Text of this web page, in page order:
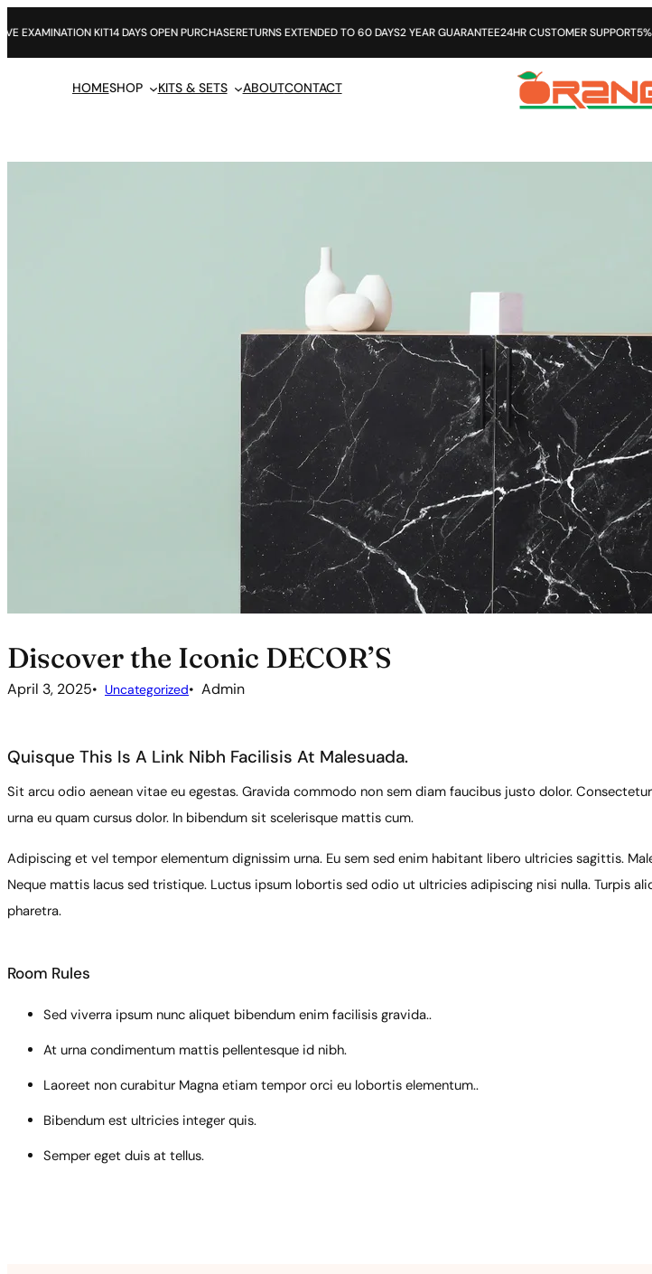
to
OPEN PURCHASERETURNS EXTENDED TO 60 DAYS2 YEAR GUARANTEE24HR CUSTOMER SUPPORT5% OFF FOR NEW SUBSCRIBERS
HOMESHOP KITS & SETS ABOUTCONTACT
Discover the Iconic DECOR’S
April 3, 2025 Uncategorized Admin
Quisque This Is A Link Nibh Facilisis At Malesuada.
Sit arcu odio aenean vitae eu egestas. Gravida commodo non sem diam faucibus justo dolor.
urna eu quam cursus dolor. In bibendum sit scelerisque mattis cum.
Adipiscing et vel tempor elementum dignissim urna. Eu sem sed enim habitant libero ultricies sagittis.
Neque mattis lacus sed tristique. Luctus ipsum lobortis sed odio ut ultricies adipiscing nisi nulla. Turpis
pharetra.
Room Rules
Sed viverra ipsum nunc aliquet bibendum enim facilisis gravida..
At urna condimentum mattis pellentesque id nibh.
Laoreet non curabitur Magna etiam tempor orci eu lobortis elementum..
Bibendum est ultricies integer quis.
Semper eget duis at tellus.